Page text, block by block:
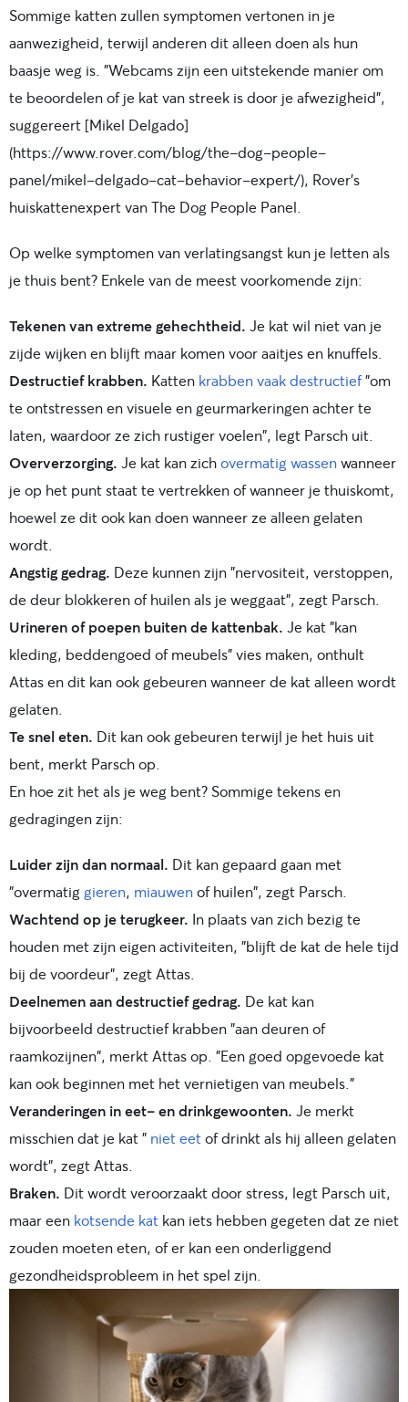
Sommige katten zullen symptomen vertonen in je
aanwezigheid, terwijl anderen dit alleen doen als hun
baasje weg is. "Webcams zijn een uitstekende manier om
te beoordelen of je kat van streek is door je afwezigheid",
suggereert [Mikel Delgado]
(https://www.rover.com/blog/the-dog-people-
panel/mikel-delgado-cat-behavior-expert/), Rover’s
huiskattenexpert van The Dog People Panel.
Op welke symptomen van verlatingsangst kun je letten als
je thuis bent? Enkele van de meest voorkomende zijn:
Tekenen van extreme gehechtheid. Je kat wil niet van je
zijde wijken en blijft maar komen voor aaitjes en knuffels.
Destructief krabben. Katten krabben vaak destructief"om
te ontstressen en visuele en geurmarkeringen achter te
laten, waardoor ze zich rustiger voelen", legt Parsch uit.
Oververzorging. Je kat kan zichovermatig wassenwanneer
je op het punt staat te vertrekken of wanneer je thuiskomt,
hoewel ze dit ook kan doen wanneer ze alleen gelaten
wordt.
Angstig gedrag. Deze kunnen zijn "nervositeit, verstoppen,
de deur blokkeren of huilen als je weggaat", zegt Parsch.
Urineren of poepen buiten de kattenbak. Je kat "kan
kleding, beddengoed of meubels" vies maken, onthult
Attas en dit kan ook gebeuren wanneer de kat alleen wordt
gelaten.
Te snel eten. Dit kan ook gebeuren terwijl je het huis uit
bent, merkt Parsch op.
En hoe zit het als je weg bent? Sommige tekens en
gedragingen zijn:
Luider zijn dan normaal. Dit kan gepaard gaan met
"overmatig gieren, miauwenof huilen", zegt Parsch.
Wachtend op je terugkeer. In plaats van zich bezig te
houden met zijn eigen activiteiten, "blijft de kat de hele tijd
bij de voordeur", zegt Attas.
Deelnemen aan destructief gedrag. De kat kan
bijvoorbeeld destructief krabben "aan deuren of
raamkozijnen", merkt Attas op. "Een goed opgevoede kat
kan ook beginnen met het vernietigen van meubels."
Veranderingen in eet- en drinkgewoonten. Je merkt
misschien dat je kat " niet eetof drinkt als hij alleen gelaten
wordt", zegt Attas.
Braken. Dit wordt veroorzaakt door stress, legt Parsch uit,
maar een kotsende kat kan iets hebben gegeten dat ze niet
zouden moeten eten, of er kan een onderliggend
gezondheidsprobleem in het spel zijn.